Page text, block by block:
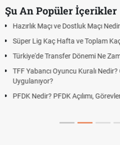
Şu An Popüler İçerikler
Farkları
Puan Durumunda
Skor Ne Demek?
Futbol Nasıl
Deplasman Golü
DGS Sonuçları Ne